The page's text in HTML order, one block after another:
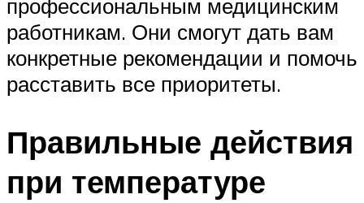
профессиональным медицинским
работникам. Они смогут дать вам
конкретные рекомендации и помочь
расставить все приоритеты.
Правильные действия
при температуре